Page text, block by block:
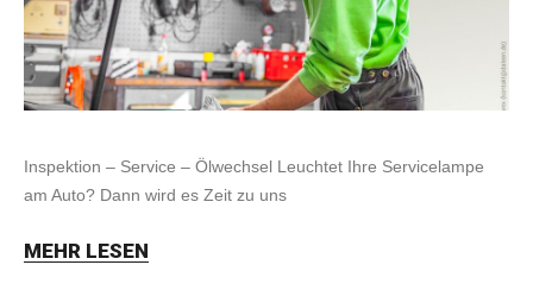
Inspektion – Service – Ölwechsel Leuchtet Ihre Servicelampe
am Auto? Dann wird es Zeit zu uns
MEHR LESEN